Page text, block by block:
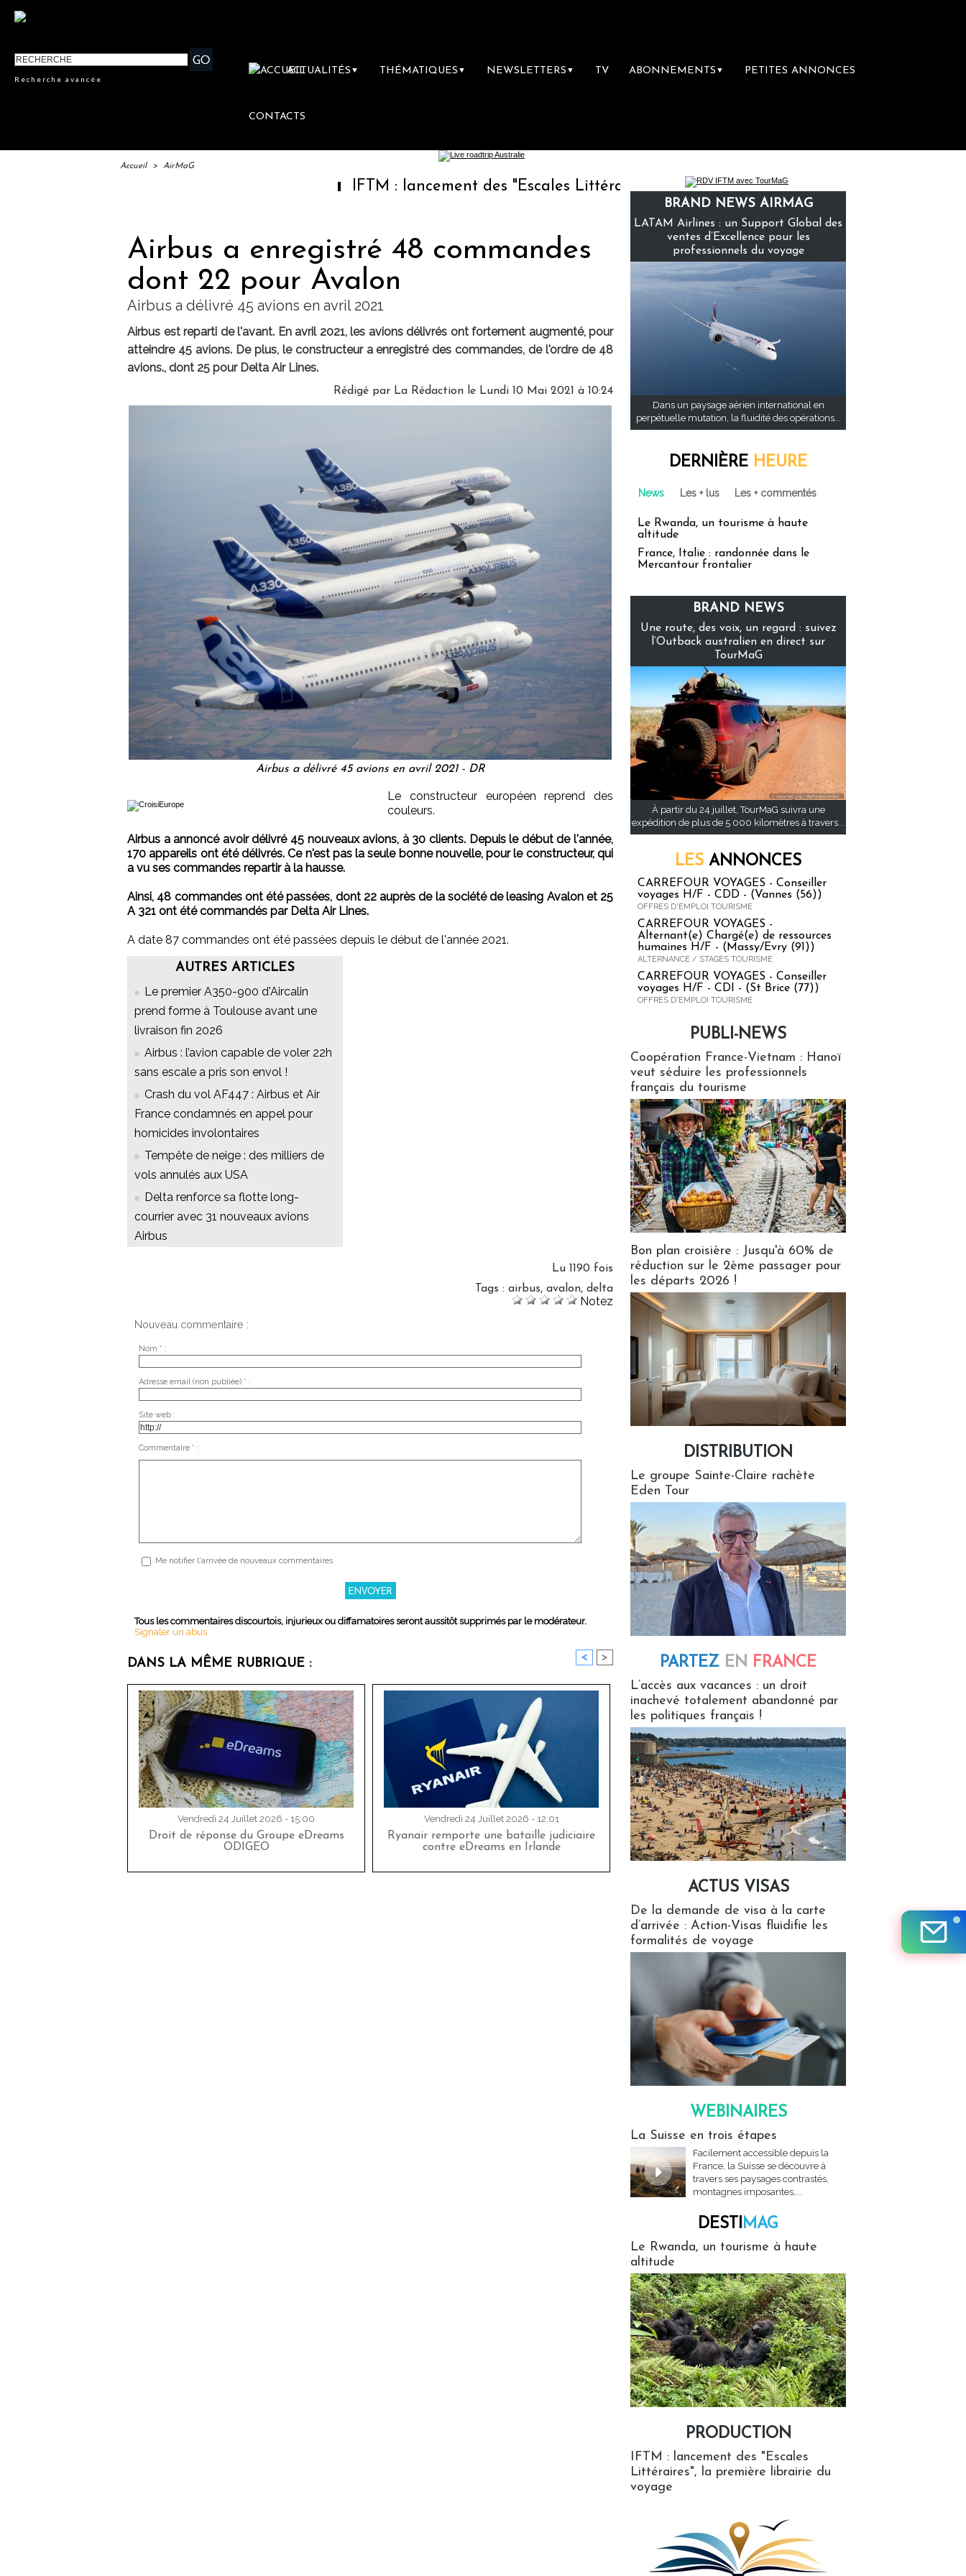
Recherche avancée
ACTUALITÉS ▼ THÉMATIQUES ▼ NEWSLETTERS ▼ TV ABONNEMENTS ▼ PETITES ANNONCES
CONTACTS
Accueil > AirMaG
IFTM : lancement des "Escales Littéraires", la première librairie du voyage
Airbus a enregistré 48 commandes
dont 22 pour Avalon
Airbus a délivré 45 avions en avril 2021
Airbus est reparti de l'avant. En avril 2021, les avions délivrés ont fortement augmenté, pour
atteindre 45 avions. De plus, le constructeur a enregistré des commandes, de l'ordre de 48
avions., dont 25 pour Delta Air Lines.
Rédigé par La Rédaction le Lundi 10 Mai 2021 à 10:24
Airbus a délivré 45 avions en avril 2021 - DR
Le constructeur européen reprend des
couleurs.
Airbus a annoncé avoir délivré 45 nouveaux avions, à 30 clients. Depuis le début de l'année,
170 appareils ont été délivrés. Ce n'est pas la seule bonne nouvelle, pour le constructeur, qui
a vu ses commandes repartir à la hausse.
Ainsi, 48 commandes ont été passées, dont 22 auprès de la société de leasing Avalon et 25
A 321 ont été commandés par Delta Air Lines.
A date 87 commandes ont été passées depuis le début de l'année 2021.
AUTRES ARTICLES
Le premier A350-900 d'Aircalin
prend forme à Toulouse avant une
livraison fin 2026
Airbus : l’avion capable de voler 22h
sans escale a pris son envol !
Crash du vol AF447 : Airbus et Air
France condamnés en appel pour
homicides involontaires
Tempête de neige : des milliers de
vols annulés aux USA
Delta renforce sa flotte long-
courrier avec 31 nouveaux avions
Airbus
Lu 1190 fois
Tags : airbus, avalon, delta
Notez
Nouveau commentaire :
Nom * :
Adresse email (non publiée) * :
Site web :
Commentaire * :
Me notifier l'arrivée de nouveaux commentaires
Tous les commentaires discourtois, injurieux ou diffamatoires seront aussitôt supprimés par le modérateur.
Signaler un abus
DANS LA MÊME RUBRIQUE : < >
Vendredi 24 Juillet 2026 - 15:00
Droit de réponse du Groupe eDreams
ODIGEO
Vendredi 24 Juillet 2026 - 12:01
Ryanair remporte une bataille judiciaire
contre eDreams en Irlande
BRAND NEWS AIRMAG
LATAM Airlines : un Support Global des
ventes d’Excellence pour les
professionnels du voyage
Dans un paysage aérien international en
perpétuelle mutation, la fluidité des opérations...
DERNIÈRE HEURE
News Les + lus Les + commentés
Le Rwanda, un tourisme à haute
altitude
France, Italie : randonnée dans le
Mercantour frontalier
BRAND NEWS
Une route, des voix, un regard : suivez
l’Outback australien en direct sur
TourMaG
À partir du 24 juillet, TourMaG suivra une
expédition de plus de 5 000 kilomètres à travers...
LES ANNONCES
CARREFOUR VOYAGES - Conseiller
voyages H/F - CDD - (Vannes (56))
OFFRES D'EMPLOI TOURISME
CARREFOUR VOYAGES -
Alternant(e) Chargé(e) de ressources
humaines H/F - (Massy/Evry (91))
ALTERNANCE / STAGES TOURISME
CARREFOUR VOYAGES - Conseiller
voyages H/F - CDI - (St Brice (77))
OFFRES D'EMPLOI TOURISME
PUBLI-NEWS
Coopération France-Vietnam : Hanoï
veut séduire les professionnels
français du tourisme
Bon plan croisière : Jusqu'à 60% de
réduction sur le 2ème passager pour
les départs 2026 !
DISTRIBUTION
Le groupe Sainte-Claire rachète
Eden Tour
PARTEZ EN FRANCE
L’accès aux vacances : un droit
inachevé totalement abandonné par
les politiques français !
ACTUS VISAS
De la demande de visa à la carte
d’arrivée : Action-Visas fluidifie les
formalités de voyage
WEBINAIRES
La Suisse en trois étapes
Facilement accessible depuis la
France, la Suisse se découvre à
travers ses paysages contrastés,
montagnes imposantes,...
DESTIMAG
Le Rwanda, un tourisme à haute
altitude
PRODUCTION
IFTM : lancement des "Escales
Littéraires", la première librairie du
voyage